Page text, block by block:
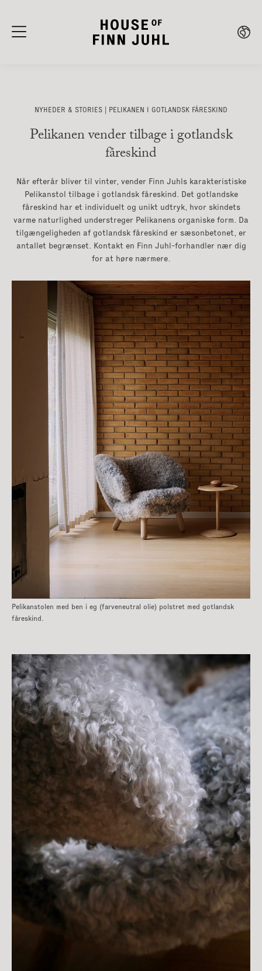
NYHEDER & STORIES | PELIKANEN I GOTLANDSK FÅRESKIND
Pelikanen vender tilbage i gotlandsk
fåreskind
Når efterår bliver til vinter, vender Finn Juhls karakteristiske
Pelikanstol tilbage i gotlandsk fåreskind. Det gotlandske
fåreskind har et individuelt og unikt udtryk, hvor skindets
varme naturlighed understreger Pelikanens organiske form. Da
tilgængeligheden af gotlandsk fåreskind er sæsonbetonet, er
antallet begrænset. Kontakt en Finn Juhl-forhandler nær dig
for at høre nærmere.
Pelikanstolen med ben i eg (farveneutral olie) polstret med gotlandsk
fåreskind.